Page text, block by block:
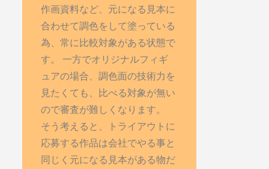
作画資料など、元になる見本に
合わせて調色をして塗っている
為、常に比較対象がある状態で
す。 一方でオリジナルフィギ
ュアの場合、調色面の技術力を
見たくても、比べる対象が無い
ので審査が難しくなります。
そう考えると、トライアウトに
応募する作品は会社でやる事と
同じく元になる見本がある物だ